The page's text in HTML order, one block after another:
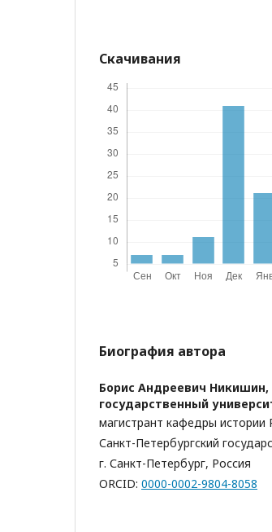
Скачивания
Биография автора
Борис Андреевич Никишин,
государственный
магистрант кафедры
Санкт-Петербургский
г. Санкт-Петербург, Россия
ORCID: 0000-0002-9804-8058